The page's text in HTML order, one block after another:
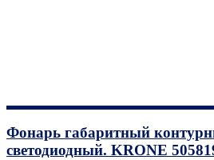
Фонарь габаритный
светодиодный. KRONE